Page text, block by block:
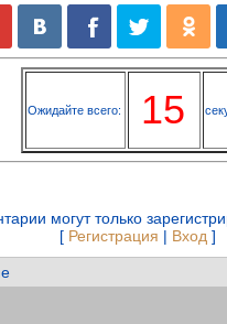
Ожидайте всего: 14
могут только
[ Регистрация | Вход ]